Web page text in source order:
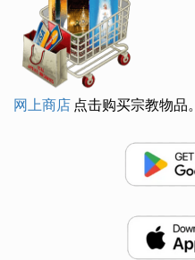
网上商店 点击购买宗教物品。